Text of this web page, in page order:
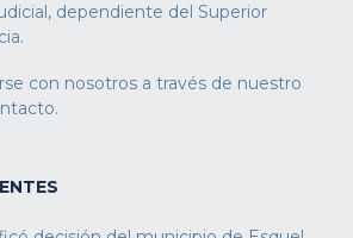
dependiente del Superior
con nosotros a través de nuestro
.